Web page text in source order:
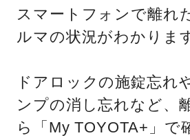
スマートフォンで離れ
ルマの状況がわかりま
ドアロックの施錠忘れ
ンプの消し忘れなど、
ら「My TOYOTA+」で